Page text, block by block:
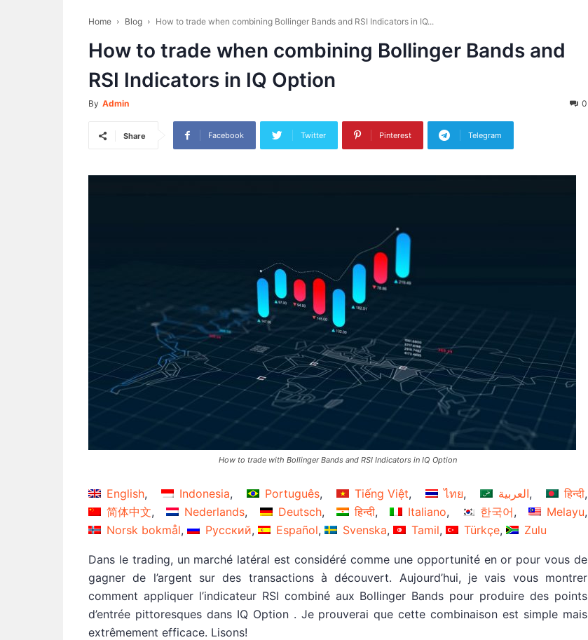
Home Blog How to trade when combining Bollinger Bands and RSI Indicators in IQ...
How to trade when combining Bollinger Bands and
RSI Indicators in IQ Option
By Admin 0
Share Facebook Twitter Pinterest Telegram
How to trade with Bollinger Bands and RSI Indicators in IQ Option
English Indonesia Português Tiếng Việt ไทย العربية
हिन्दी
简体中文
Nederlands Deutsch हिन्दी Italiano 한국어
Melayu
Norsk bokmål
Русский Español Svenska Tamil Türkçe Zulu
Dans le trading, un marché latéral est considéré comme une opportunité en or pour vous de
gagner de l’argent sur des transactions à découvert. Aujourd’hui, je vais vous montrer
comment appliquer l’indicateur RSI combiné aux Bollinger Bands pour produire des points
d’entrée pittoresques dans IQ Option . Je prouverai que cette combinaison est simple mais
extrêmement efficace. Lisons!